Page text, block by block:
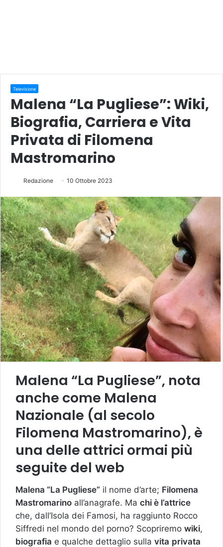
Televisione
Malena “La Pugliese”: Wiki,
Biografia, Carriera e Vita
Privata di Filomena
Mastromarino
Redazione 10 Ottobre 2023
Malena “La Pugliese”, nota
anche come Malena
Nazionale (al secolo
Filomena Mastromarino), è
una delle attrici ormai più
seguite del web
Malena “La Pugliese” il nome d’arte; Filomena
Mastromarino all’anagrafe. Ma chi è l’attrice
che, dall’Isola dei Famosi, ha raggiunto Rocco
Siffredi nel mondo del porno? Scopriremo wiki,
biografia e qualche dettaglio sulla vita privata